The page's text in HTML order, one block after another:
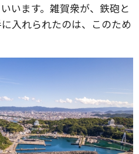
います。雑賀衆が、鉄砲と
入れられたのは、このため